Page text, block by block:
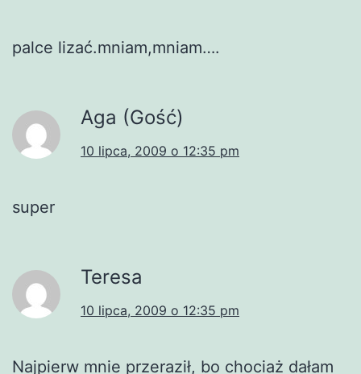
palce lizać.mniam,mniam….
Aga (Gość)
10 lipca, 2009 o 12:35 pm
super
Teresa
10 lipca, 2009 o 12:35 pm
Najpierw mnie przeraził, bo chociaż dałam